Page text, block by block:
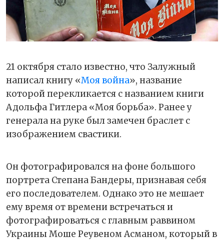
21 октября стало известно, что Залужный
написал книгу «Моя война», название
которой перекликается с названием книги
Адольфа Гитлера «Моя борьба». Ранее у
генерала на руке был замечен браслет с
изображением свастики.
Он фотографировался на фоне большого
портрета Степана Бандеры, признавая себя
его последователем. Однако это не мешает
ему время от времени встречаться и
фотографироваться с главным раввином
Украины Моше Реувеном Асманом, который в